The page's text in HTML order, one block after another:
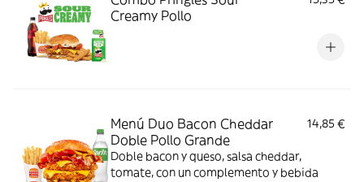
Creamy Pollo
Menú Duo Bacon Cheddar
Doble Pollo Grande
14,85 €
Doble bacon y queso, salsa cheddar,
tomate, con un complemento y bebida